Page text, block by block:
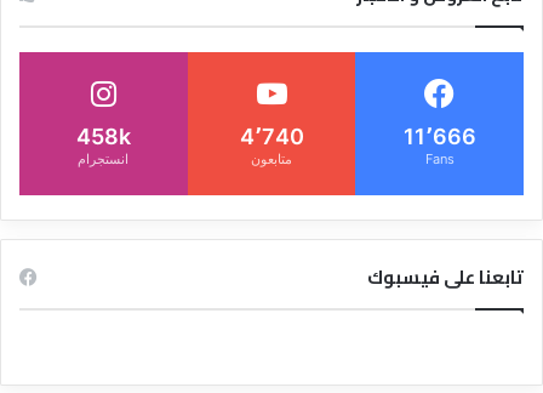
11٬666
Fans
4٬740
متابعون
458k
انستجرام
تابعنا على فيسبوك